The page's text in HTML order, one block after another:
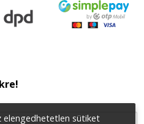
elengedhetetlen sütiket